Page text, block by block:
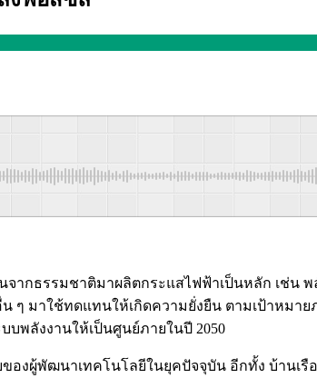
กธรรมชาติมาผลิตกระแสไฟฟ้าเป็นหลัก เช่น พ
ๆ มาใช้ทดแทนให้เกิดความยั่งยืน ตามเป้าหมา
พลังงานให้เป็นศูนย์ภายในปี 2050
องผู้พัฒนาเทคโนโลยีในยุคปัจจุบัน อีกทั้ง บ้านเ